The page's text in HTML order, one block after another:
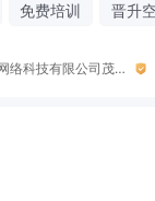
免费培训 晋升
海南兴小达智送网络科技有限公司茂业站